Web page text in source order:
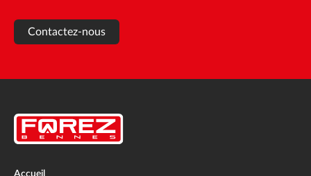
Contactez-nous
Accueil